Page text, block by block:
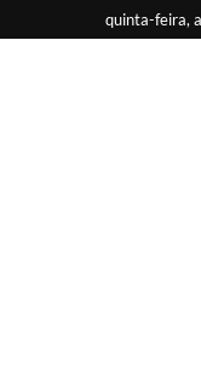
quinta-feira,